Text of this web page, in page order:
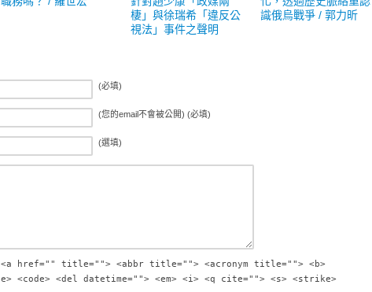
棲」與徐瑞希「違反公
視法」事件之聲明
識俄烏戰爭 / 郭力昕
(必填)
(您的email不會被公開) (必填)
(選填)
<a href="" title=""> <abbr title=""> <acronym title=""> <b>
<code> <del datetime=""> <em> <i> <q cite=""> <s> <strike>